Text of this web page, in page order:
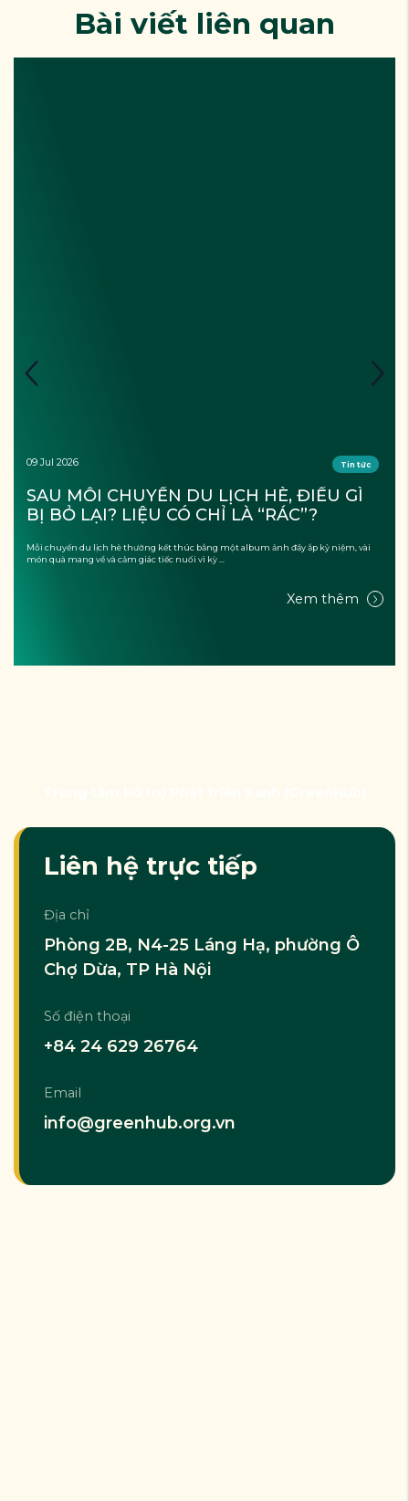
Bài viết liên quan
09 Jul 2026 Tin tức
SAU MỖI CHUYẾN DU LỊCH HÈ, ĐIỀU GÌ
BỊ BỎ LẠI? LIỆU CÓ CHỈ LÀ “RÁC”?
Mỗi chuyến du lịch hè thường kết thúc bằng một album ảnh đầy ắp kỷ niệm, vài
món quà mang về và cảm giác tiếc nuối vì kỳ ...
Xem thêm
Liên hệ trực tiếp
Địa chỉ
Phòng 2B, N4-25 Láng Hạ, phường Ô
Chợ Dừa, TP Hà Nội
Số điện thoại
+84 24 629 26764
Email
info@greenhub.org.vn